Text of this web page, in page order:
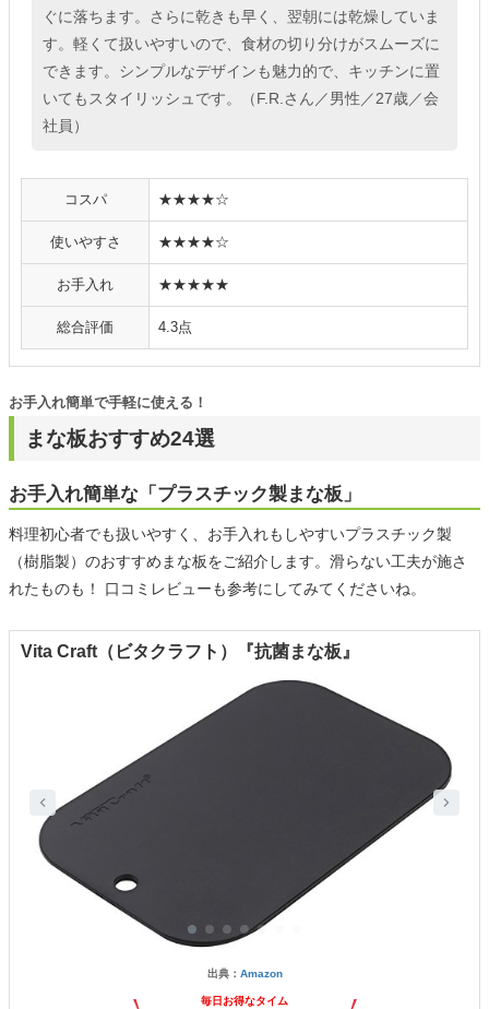
ぐに落ちます。さらに乾きも早く、翌朝には乾燥していま
す。軽くて扱いやすいので、食材の切り分けがスムーズに
できます。シンプルなデザインも魅力的で、キッチンに置
いてもスタイリッシュです。（F.R.さん／男性／27歳／会
社員）
コスパ ★★★★☆
使いやすさ ★★★★☆
お手入れ ★★★★★
総合評価 4.3点
まな板おすすめ24選
お手入れ簡単で手軽に使える！
お手入れ簡単な「プラスチック製まな板」
料理初心者でも扱いやすく、お手入れもしやすいプラスチック製
（樹脂製）のおすすめまな板をご紹介します。滑らない工夫が施さ
れたものも！ 口コミレビューも参考にしてみてくださいね。
Vita Craft（ビタクラフト）『抗菌まな板』
出典： Amazon
毎日お得なタイム